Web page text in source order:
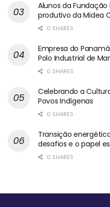
Alunos da
produtivo da Midea
0 SHARES
Empresa do
Polo Industrial de
0 SHARES
Celebrando a
Povos Indígenas
0 SHARES
Transição
desafios e o papel
0 SHARES